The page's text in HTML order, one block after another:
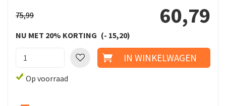
75,99 60,79
NU MET 20% KORTING - 15,20
Op voorraad